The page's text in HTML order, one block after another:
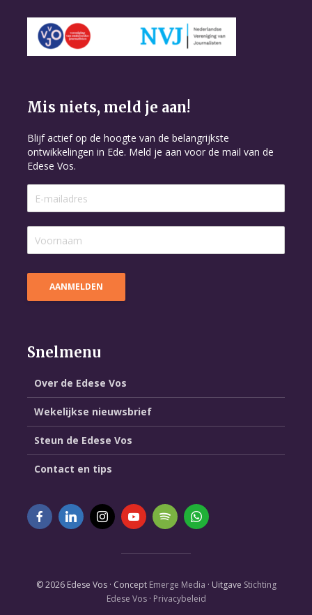
Mis niets, meld je aan!
Blijf actief op de hoogte van de belangrijkste
ontwikkelingen in Ede. Meld je aan voor de mail van de
Edese Vos.
Snelmenu
Over de Edese Vos
Wekelijkse nieuwsbrief
Steun de Edese Vos
Contact en tips
© 2026 Edese Vos · Concept Emerge Media · Uitgave Stichting
Edese Vos· Privacybeleid